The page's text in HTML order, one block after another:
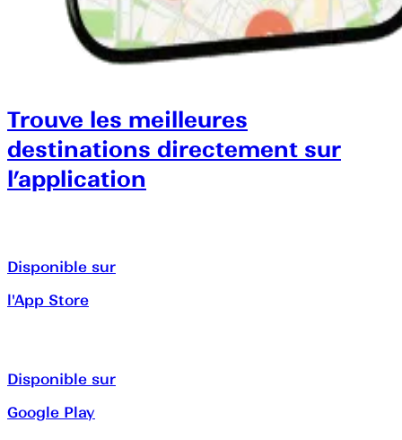
Trouve les meilleures
destinations directement sur
l’application
Disponible sur
l'App Store
Disponible sur
Google Play